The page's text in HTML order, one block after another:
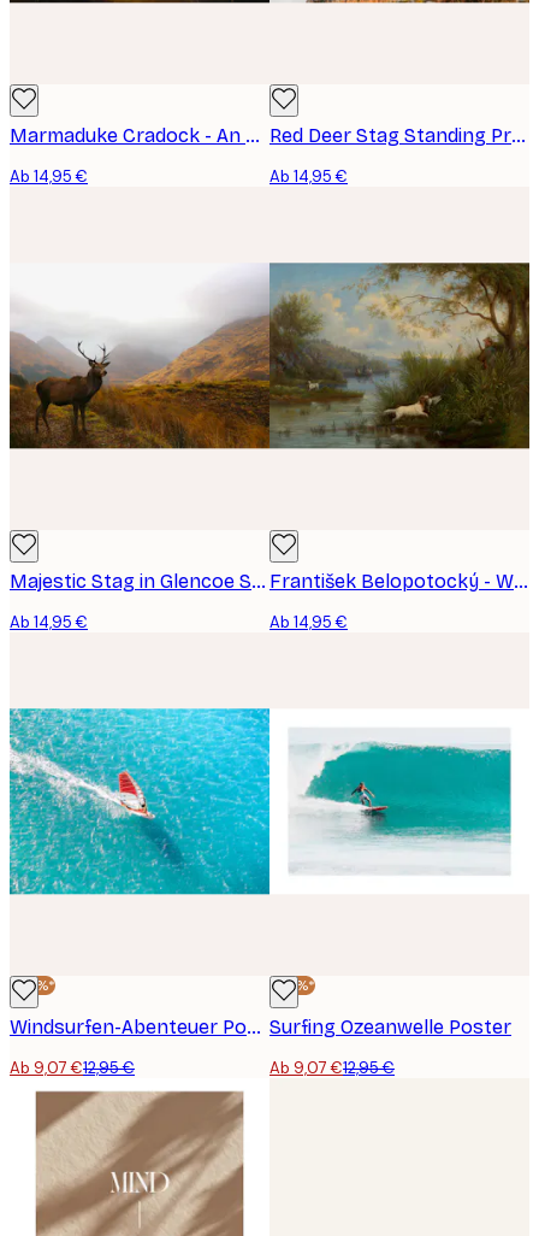
Marmaduke Cradock - An Assembly of Birds Poster
Ab 14,95 €
Red Deer Stag Standing Proud Poster
Ab 14,95 €
Majestic Stag in Glencoe Scotland Poster
Ab 14,95 €
František Belopotocký - Wild Duck Hunt Poster
Ab 14,95 €
-30%*
Windsurfen-Abenteuer Poster
Ab 9,07 €12,95 €
-30%*
Surfing Ozeanwelle Poster
Ab 9,07 €12,95 €